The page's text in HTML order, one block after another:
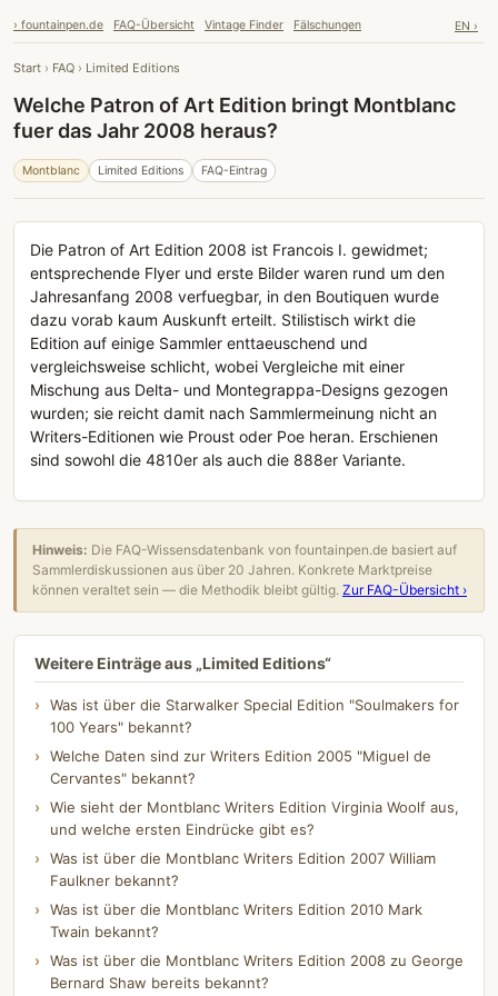
› fountainpen.de FAQ-Übersicht Vintage Finder Fälschungen EN ›
Start › FAQ › Limited Editions
Welche Patron of Art Edition bringt Montblanc
fuer das Jahr 2008 heraus?
Montblanc Limited Editions FAQ-Eintrag
Die Patron of Art Edition 2008 ist Francois I. gewidmet;
entsprechende Flyer und erste Bilder waren rund um den
Jahresanfang 2008 verfuegbar, in den Boutiquen wurde
dazu vorab kaum Auskunft erteilt. Stilistisch wirkt die
Edition auf einige Sammler enttaeuschend und
vergleichsweise schlicht, wobei Vergleiche mit einer
Mischung aus Delta- und Montegrappa-Designs gezogen
wurden; sie reicht damit nach Sammlermeinung nicht an
Writers-Editionen wie Proust oder Poe heran. Erschienen
sind sowohl die 4810er als auch die 888er Variante.
Hinweis: Die FAQ-Wissensdatenbank von fountainpen.de basiert auf
Sammlerdiskussionen aus über 20 Jahren. Konkrete Marktpreise
können veraltet sein — die Methodik bleibt gültig. Zur FAQ-Übersicht ›
Weitere Einträge aus „Limited Editions“
Was ist über die Starwalker Special Edition "Soulmakers for
100 Years" bekannt?
Welche Daten sind zur Writers Edition 2005 "Miguel de
Cervantes" bekannt?
Wie sieht der Montblanc Writers Edition Virginia Woolf aus,
und welche ersten Eindrücke gibt es?
Was ist über die Montblanc Writers Edition 2007 William
Faulkner bekannt?
Was ist über die Montblanc Writers Edition 2010 Mark
Twain bekannt?
Was ist über die Montblanc Writers Edition 2008 zu George
Bernard Shaw bereits bekannt?